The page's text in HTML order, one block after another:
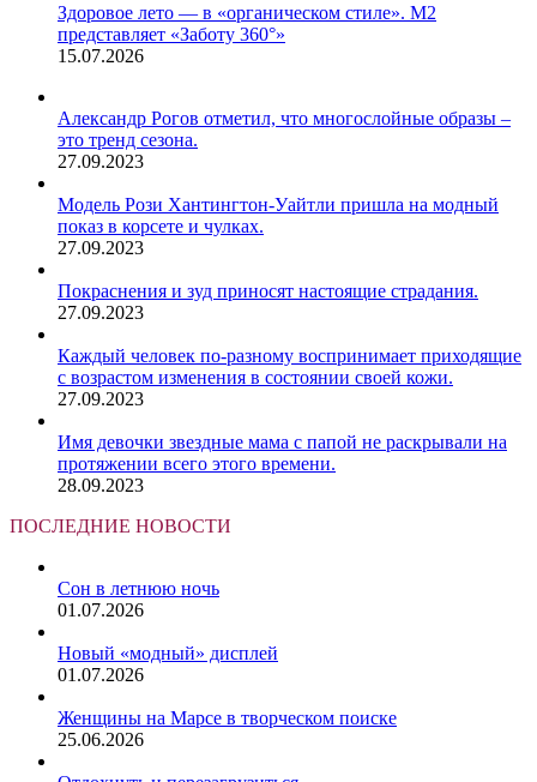
Здоровое лето — в «органическом стиле». М2
представляет «Заботу 360°»
15.07.2026
Александр Рогов отметил, что многослойные образы –
это тренд сезона.
27.09.2023
Модель Рози Хантингтон-Уайтли пришла на модный
показ в корсете и чулках.
27.09.2023
Покраснения и зуд приносят настоящие страдания.
27.09.2023
Каждый человек по-разному воспринимает приходящие
с возрастом изменения в состоянии своей кожи.
27.09.2023
Имя девочки звездные мама с папой не раскрывали на
протяжении всего этого времени.
28.09.2023
ПОСЛЕДНИЕ НОВОСТИ
Сон в летнюю ночь
01.07.2026
Новый «модный» дисплей
01.07.2026
Женщины на Марсе в творческом поиске
25.06.2026